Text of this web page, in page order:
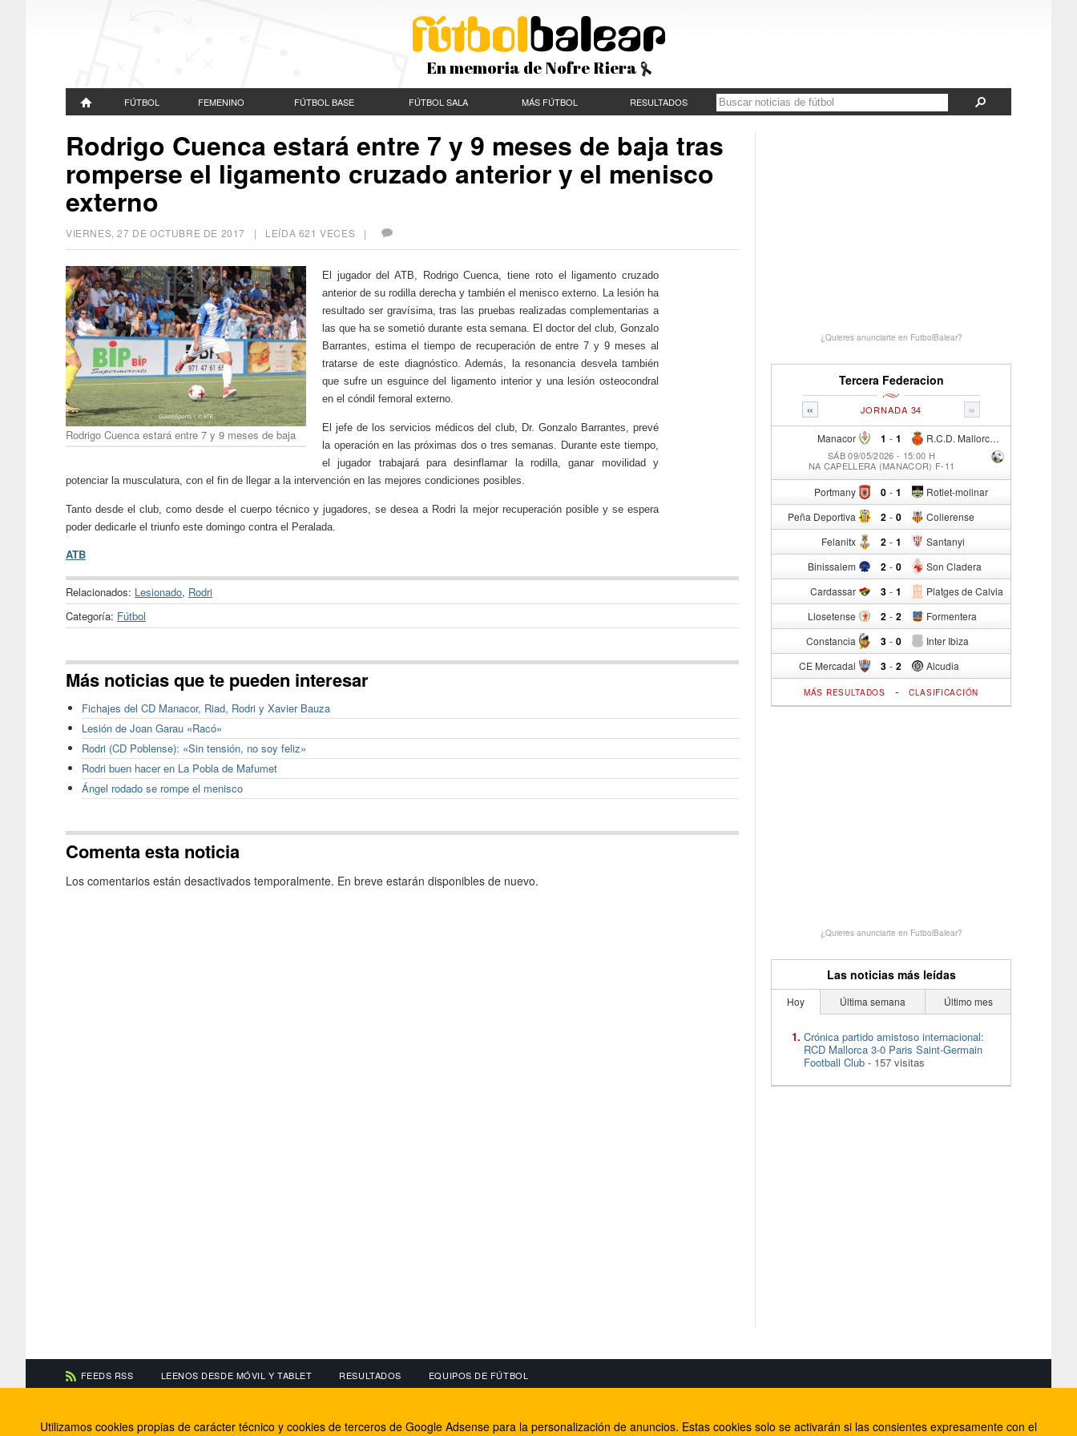
En memoria de Nofre Riera
FÚTBOL FEMENINO FÚTBOL BASE FÚTBOL SALA MÁS FÚTBOL RESULTADOS
Rodrigo Cuenca estará entre 7 y 9 meses de baja tras
romperse el ligamento cruzado anterior y el menisco
externo
VIERNES, 27 DE OCTUBRE DE 2017 | LEÍDA 621 VECES |
Rodrigo Cuenca estará entre 7 y 9 meses de baja
El jugador del ATB, Rodrigo Cuenca, tiene roto el ligamento cruzado
anterior de su rodilla derecha y también el menisco externo. La lesión ha
resultado ser gravísima, tras las pruebas realizadas complementarias a
las que ha se sometió durante esta semana. El doctor del club, Gonzalo
Barrantes, estima el tiempo de recuperación de entre 7 y 9 meses al
tratarse de este diagnóstico. Además, la resonancia desvela también
que sufre un esguince del ligamento interior y una lesión osteocondral
en el cóndil femoral externo.
El jefe de los servicios médicos del club, Dr. Gonzalo Barrantes, prevé
la operación en las próximas dos o tres semanas. Durante este tiempo,
el jugador trabajará para desinflamar la rodilla, ganar movilidad y
potenciar la musculatura, con el fin de llegar a la intervención en las mejores condiciones posibles.
Tanto desde el club, como desde el cuerpo técnico y jugadores, se desea a Rodri la mejor recuperación posible y se espera
poder dedicarle el triunfo este domingo contra el Peralada.
ATB
Relacionados: Lesionado, Rodri
Categoría: Fútbol
Más noticias que te pueden interesar
Fichajes del CD Manacor, Riad, Rodri y Xavier Bauza
Lesión de Joan Garau «Racó»
Rodri (CD Poblense): «Sin tensión, no soy feliz»
Rodri buen hacer en La Pobla de Mafumet
Ángel rodado se rompe el menisco
Comenta esta noticia
Los comentarios están desactivados temporalmente. En breve estarán disponibles de nuevo.
¿Quieres anunciarte en FutbolBalear?
Tercera Federacion
« »
JORNADA 34
Manacor 1 - R.C.D. Mallorca Sad "B"
1
SÁB 09/05/2026 - 15:00 H
NA CAPELLERA (MANACOR) F-11
Portmany 0 - Rotlet-molinar
1
Peña Deportiva 2 - Collerense
0
Felanitx 2 - Santanyi
1
Binissalem 2 - Son Cladera
0
Cardassar 3 - Platges de Calvia
1
Llosetense 2 - Formentera
2
Constancia 3 - Inter Ibiza
0
CE Mercadal 3 - Alcudia
2
MÁS RESULTADOS - CLASIFICACIÓN
¿Quieres anunciarte en FutbolBalear?
Las noticias más leídas
Hoy Última semana Último mes
Crónica partido amistoso internacional:
RCD Mallorca 3-0 Paris Saint-Germain
Football Club - 157 visitas
FEEDS RSS LEENOS DESDE MÓVIL Y TABLET RESULTADOS EQUIPOS DE FÚTBOL
Información de contacto
El equipo de FútbolBalear
Facebook
Internet Rural Mallorca
Utilizamos cookies propias de carácter técnico y cookies de terceros de Google Adsense para la personalización de anuncios. Estas cookies solo se activarán si las consientes expresamente con el